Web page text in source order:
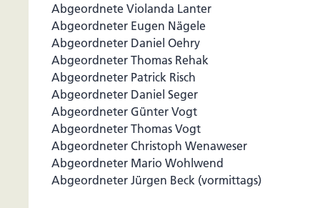
Abgeordnete Violanda Lanter
Abgeordneter Eugen Nägele
Abgeordneter Daniel Oehry
Abgeordneter Thomas Rehak
Abgeordneter Patrick Risch
Abgeordneter Daniel Seger
Abgeordneter Günter Vogt
Abgeordneter Thomas Vogt
Abgeordneter Christoph Wenaweser
Abgeordneter Mario Wohlwend
Abgeordneter Jürgen Beck (vormittags)